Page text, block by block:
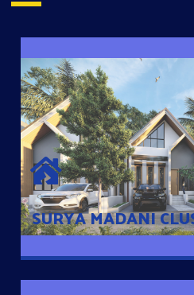
SURYA MADANI
SURYA MADANI
Desain Modern Minimalis dengan
Sehingga Memudahkan Penghuni
dengan Ponsel